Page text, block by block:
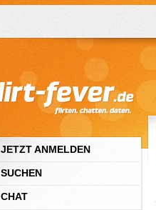
JETZT ANMELDEN
SUCHEN
CHAT